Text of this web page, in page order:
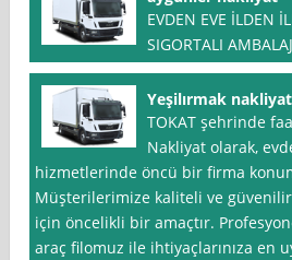
EVDEN EVE İLDEN
SIGORTALI
Yeşilırmak nakliyat
TOKAT şehrinde
Nakliyat olarak,
hizmetlerinde öncü bir firma
Müşterilerimize kaliteli ve
için öncelikli bir amaçtır.
araç filomuz ile ihtiyaçlarınıza en